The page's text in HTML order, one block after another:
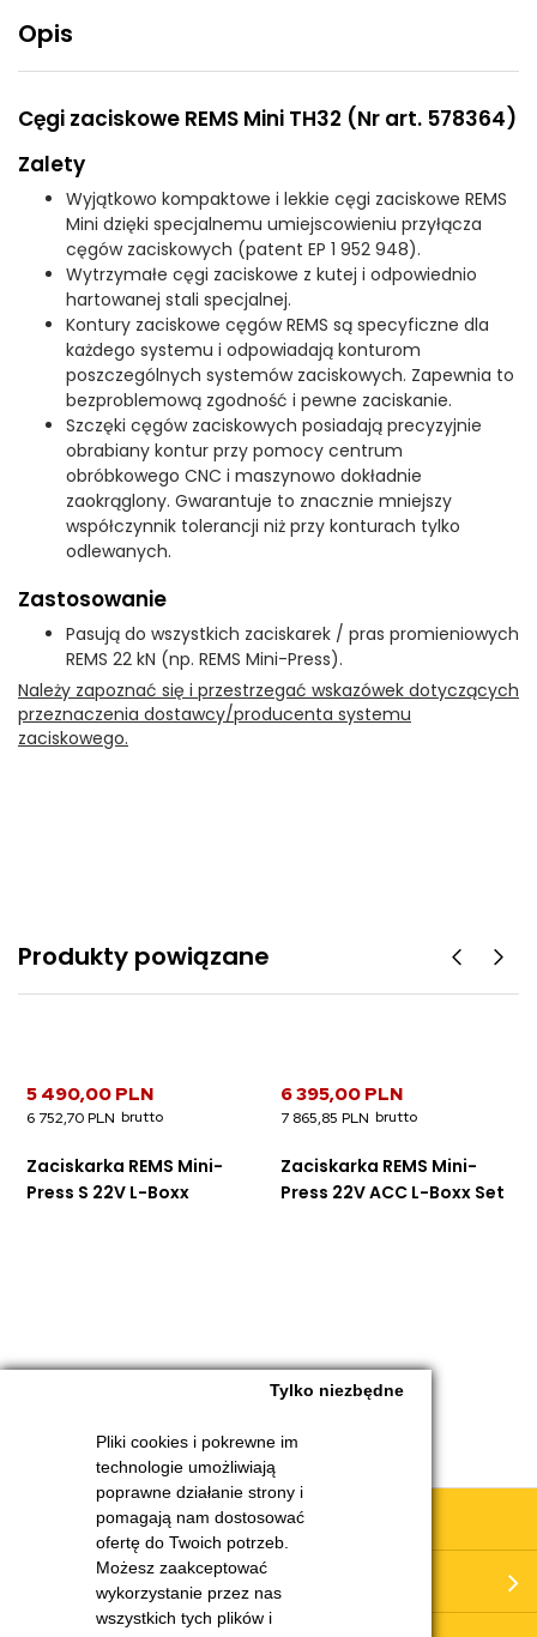
Pliki cookies i pokrewne im
technologie umożliwiają
poprawne działanie strony i
pomagają nam dostosować
ofertę do Twoich potrzeb.
Możesz zaakceptować
wykorzystanie przez nas
wszystkich tych plików i
Tylko niezbędne
Opis
Cęgi zaciskowe REMS Mini TH32 (Nr art. 578364)
Zalety
Wyjątkowo kompaktowe i lekkie cęgi zaciskowe REMS
Mini dzięki specjalnemu umiejscowieniu przyłącza
cęgów zaciskowych (patent EP 1 952 948).
Wytrzymałe cęgi zaciskowe z kutej i odpowiednio
hartowanej stali specjalnej.
Kontury zaciskowe cęgów REMS są specyficzne dla
każdego systemu i odpowiadają konturom
poszczególnych systemów zaciskowych. Zapewnia to
bezproblemową zgodność i pewne zaciskanie.
Szczęki cęgów zaciskowych posiadają precyzyjnie
obrabiany kontur przy pomocy centrum
obróbkowego CNC i maszynowo dokładnie
zaokrąglony. Gwarantuje to znacznie mniejszy
współczynnik tolerancji niż przy konturach tylko
odlewanych.
Zastosowanie
Pasują do wszystkich zaciskarek / pras promieniowych
REMS 22 kN (np. REMS Mini-Press).
Należy zapoznać się i przestrzegać wskazówek dotyczących
przeznaczenia dostawcy/producenta systemu
zaciskowego.
Produkty powiązane
Zaciskarka REMS Mini-
Press S 22V L-Boxx
5 490,00 PLN
6 752,70 PLN
Zaciskarka REMS Mini-
Press 22V ACC L-Boxx Set
6 395,00 PLN
7 865,85 PLN
Obsługa klienta
Moje konto